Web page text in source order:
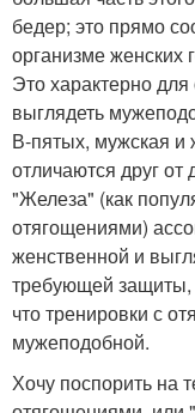
бедер; это прямо
организме женских
Это характерно
выглядеть
В-пятых, мужская и
отличаются друг
"Железа" (как
отягощениями)
женственной и
требующей
что тренировки с
мужеподобной.
Хочу поспорить на